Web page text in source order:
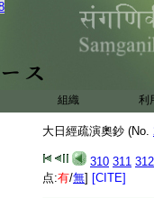
組織 利
大日經疏演奧鈔 (No.
310 311 312
点:有/無] [CITE]